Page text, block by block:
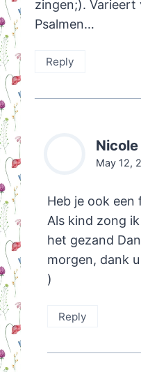
zingen;).
Psalmen…
Reply
May 12,
Heb je ook een
Als kind zong
het gezand
morgen, dank
)
Reply